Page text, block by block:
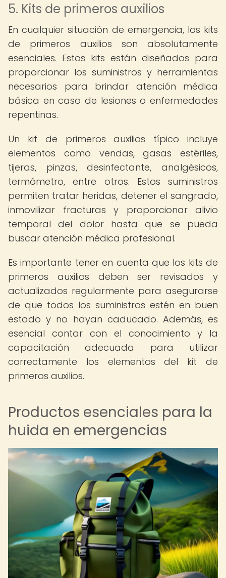
5. Kits de primeros auxilios
En cualquier situación de emergencia, los kits
de primeros auxilios son absolutamente
esenciales. Estos kits están diseñados para
proporcionar los suministros y herramientas
necesarios para brindar atención médica
básica en caso de lesiones o enfermedades
repentinas.
Un kit de primeros auxilios típico incluye
elementos como vendas, gasas estériles,
tijeras, pinzas, desinfectante, analgésicos,
termómetro, entre otros. Estos suministros
permiten tratar heridas, detener el sangrado,
inmovilizar fracturas y proporcionar alivio
temporal del dolor hasta que se pueda
buscar atención médica profesional.
Es importante tener en cuenta que los kits de
primeros auxilios deben ser revisados y
actualizados regularmente para asegurarse
de que todos los suministros estén en buen
estado y no hayan caducado. Además, es
esencial contar con el conocimiento y la
capacitación adecuada para utilizar
correctamente los elementos del kit de
primeros auxilios.
Productos esenciales para la
huida en emergencias